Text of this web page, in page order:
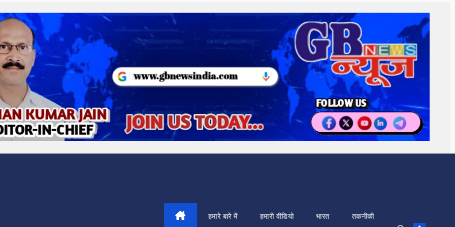
हमारे बारे में हमारी वीडियो भारत तकनीकी